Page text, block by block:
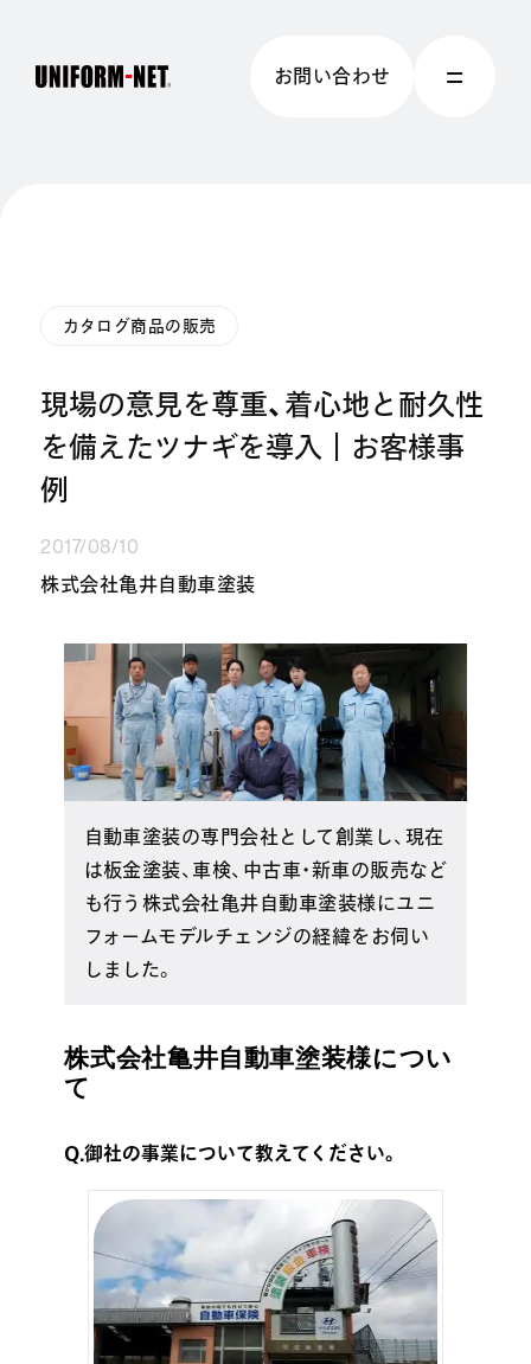
お問い合わせ
カタログ商品の販売
現場の意見を尊重、着心地と耐久性
を備えたツナギを導入｜お客様事
例
2017/08/10
株式会社亀井自動車塗装
自動車塗装の専門会社として創業し、現在
は板金塗装、車検、中古車・新車の販売など
も行う株式会社亀井自動車塗装様にユニ
フォームモデルチェンジの経緯をお伺い
しました。
株式会社亀井自動車塗装様につい
て
Q.御社の事業について教えてください。